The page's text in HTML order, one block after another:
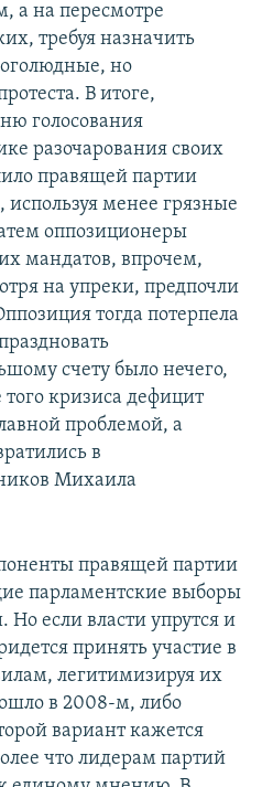
а на пересмотре
требуя назначить
но
В итоге,
голосования
разочарования своих
правящей партии
используя менее грязные
оппозиционеры
мандатов, впрочем,
на упреки, предпочли
тогда потерпела
счету было нечего,
кризиса дефицит
проблемой, а
в
Михаила
правящей партии
парламентские выборы
Но если власти упрутся и
принять участие в
легитимизируя их
в 2008-м, либо
вариант кажется
что лидерам партий